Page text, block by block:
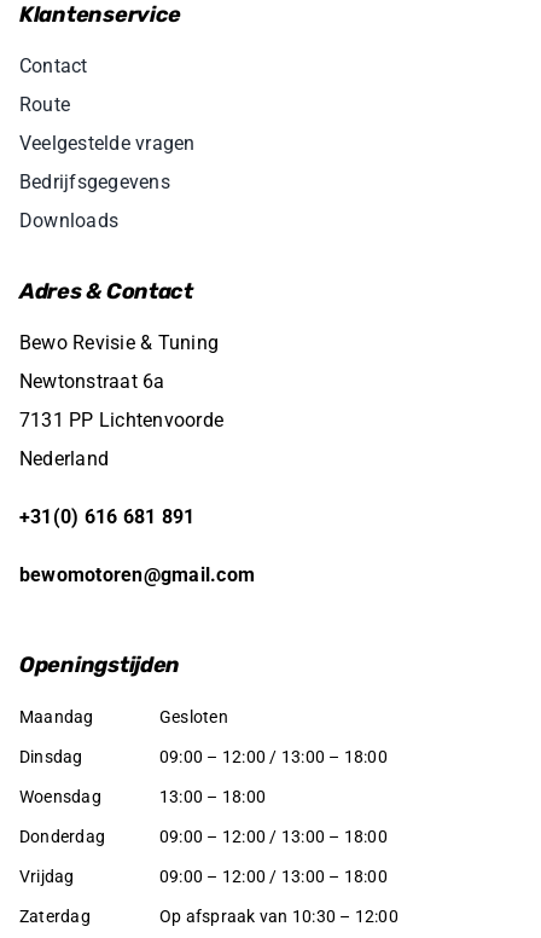
Klantenservice
Contact
Route
Veelgestelde vragen
Bedrijfsgegevens
Downloads
Adres & Contact
Bewo Revisie & Tuning
Newtonstraat 6a
7131 PP Lichtenvoorde
Nederland
+31(0) 616 681 891
bewomotoren@gmail.com
Openingstijden
Maandag Gesloten
Dinsdag 09:00 – 12:00 / 13:00 – 18:00
Woensdag 13:00 – 18:00
Donderdag 09:00 – 12:00 / 13:00 – 18:00
Vrijdag 09:00 – 12:00 / 13:00 – 18:00
Zaterdag Op afspraak van 10:30 – 12:00